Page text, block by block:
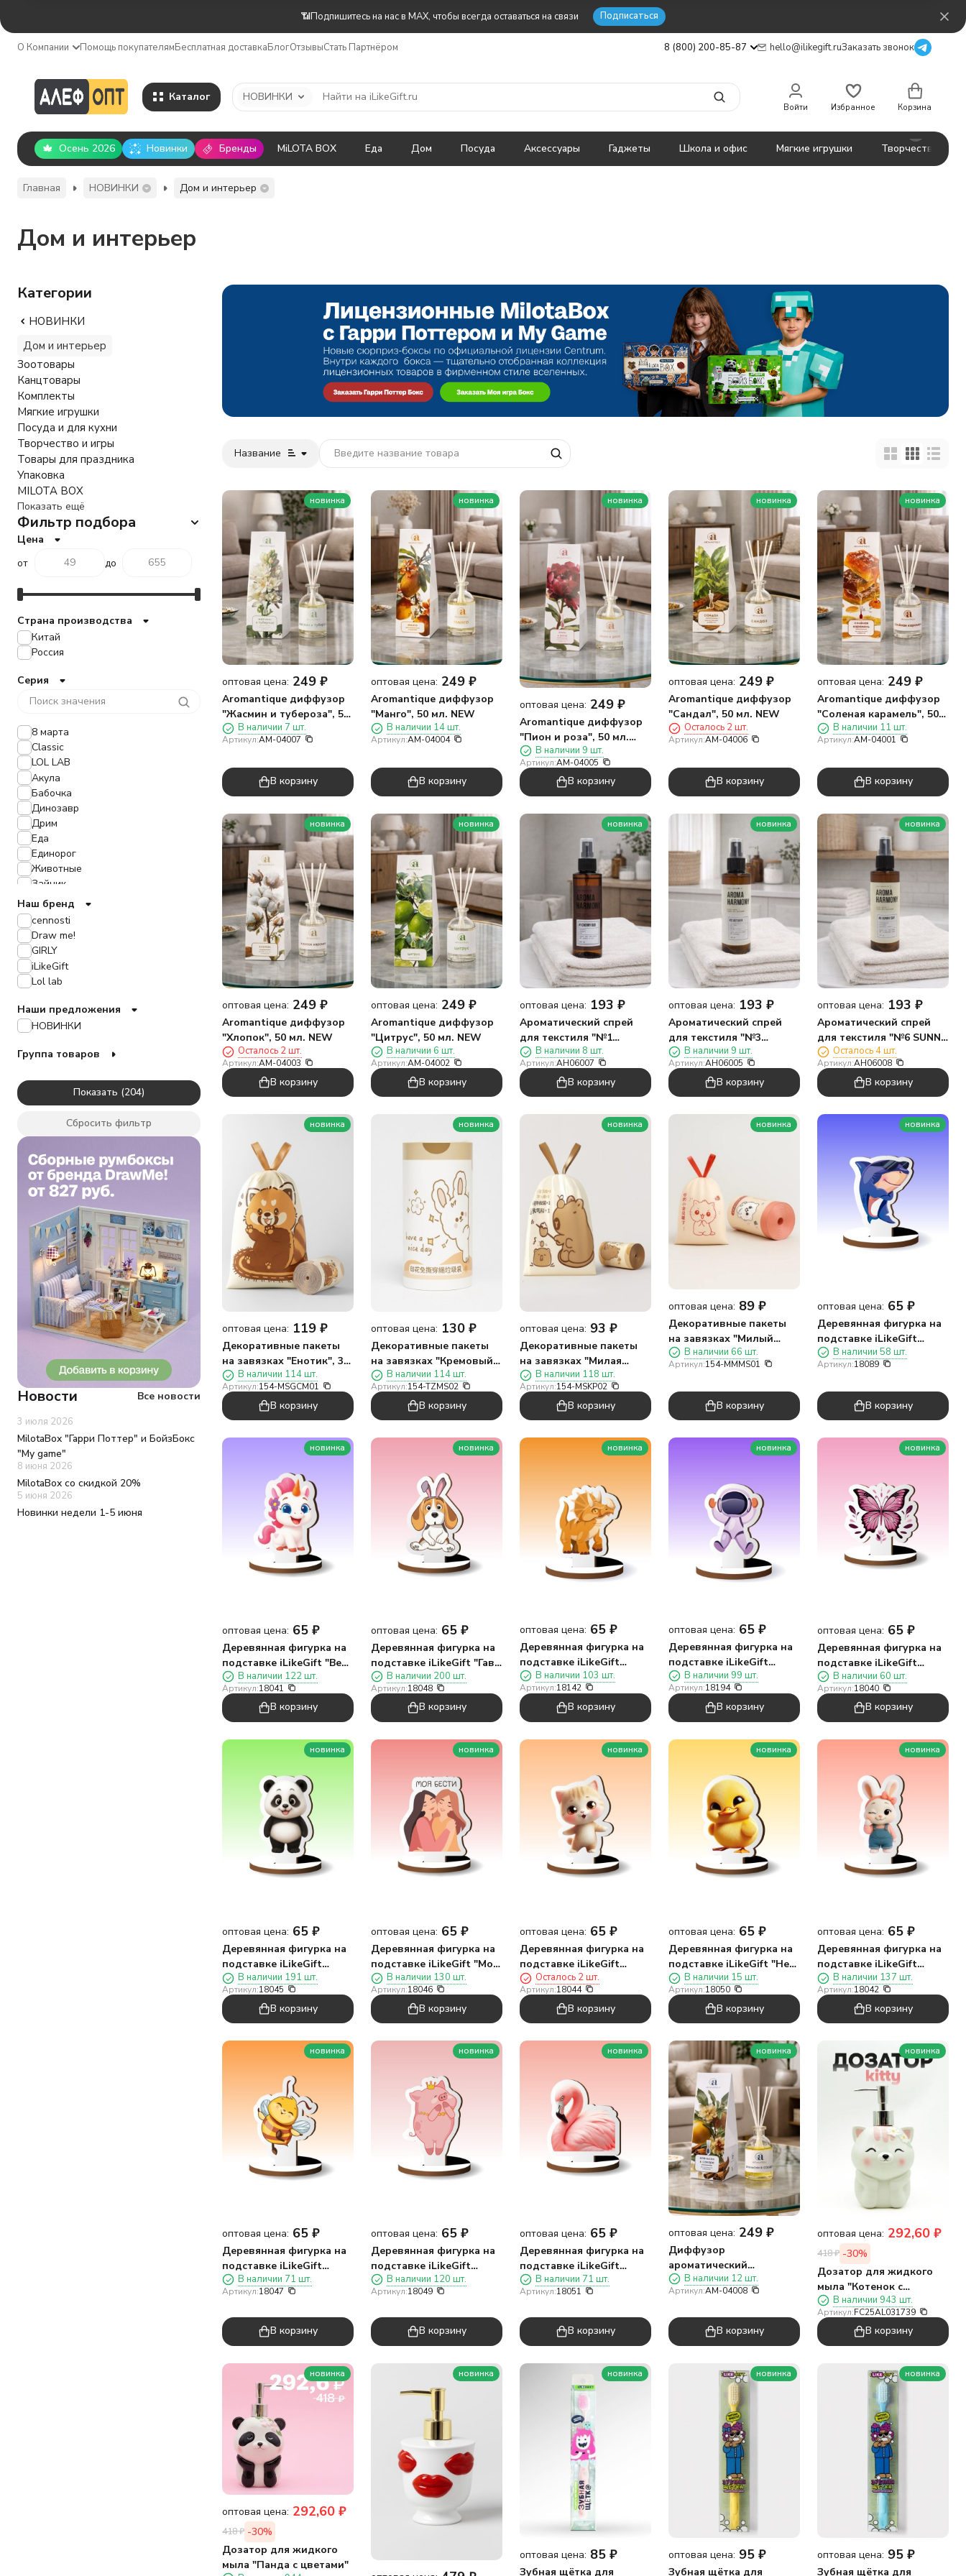
📶Подпишитесь на нас в MAX, чтобы всегда оставаться на связи Подписаться
О Компании Помощь покупателямБесплатная доставкаБлогОтзывыСтать Партнёром 8 (800) 200-85-87 hello@ilikegift.ruЗаказать звонок
Каталог НОВИНКИ
Войти Избранное Корзина
Осень 2026 Новинки Бренды MiLOTA BOX Еда Дом Посуда Аксессуары Гаджеты Школа и офис Мягкие игрушки Творчество
Главная НОВИНКИ Дом и интерьер
Дом и интерьер
Название
новинка
оптовая цена: 249 ₽
Aromantique диффузор
"Жасмин и тубероза", 50
мл. NEW
В наличии 7 шт.
Артикул:AM-04007
В корзину
новинка
оптовая цена: 249 ₽
Aromantique диффузор
"Манго", 50 мл. NEW
В наличии 14 шт.
Артикул:AM-04004
В корзину
новинка
оптовая цена: 249 ₽
Aromantique диффузор
"Пион и роза", 50 мл.
NEWВ наличии 9 шт.
Артикул:AM-04005
В корзину
новинка
оптовая цена: 249 ₽
Aromantique диффузор
"Сандал", 50 мл. NEW
Осталось 2 шт.
Артикул:AM-04006
В корзину
новинка
оптовая цена: 249 ₽
Aromantique диффузор
"Соленая карамель", 50
мл NEW
В наличии 11 шт.
Артикул:AM-04001
В корзину
новинка
оптовая цена: 249 ₽
Aromantique диффузор
"Хлопок", 50 мл. NEW
Осталось 2 шт.
Артикул:AM-04003
В корзину
новинка
оптовая цена: 249 ₽
Aromantique диффузор
"Цитрус", 50 мл. NEW
В наличии 6 шт.
Артикул:AM-04002
В корзину
новинка
оптовая цена: 193 ₽
Ароматический спрей
для текстиля "№1
CHERRY OUD/№1 Вишня
и Уд", 150 мл
В наличии 8 шт.
Артикул:AH06007
В корзину
новинка
оптовая цена: 193 ₽
Ароматический спрей
для текстиля "№3
VETIVER/№3 Ветивер",
150 мл
В наличии 9 шт.
Артикул:AH06005
В корзину
новинка
оптовая цена: 193 ₽
Ароматический спрей
для текстиля "№6 SUNNY
DAY/№6 Солнечный
день", 150 мл
Осталось 4 шт.
Артикул:AH06008
В корзину
новинка
оптовая цена: 119 ₽
Декоративные пакеты
на завязках "Енотик", 30
шт/рулон (45*40 см)
В наличии 114 шт.
Артикул:154-MSGCM01
В корзину
новинка
оптовая цена: 130 ₽
Декоративные пакеты
на завязках "Кремовый
зайчик", 30 шт/рулон
(45*50 см)
В наличии 114 шт.
Артикул:154-TZMS02
В корзину
новинка
оптовая цена: 93 ₽
Декоративные пакеты
на завязках "Милая
капибара", 30 шт/рулон
(45*40 см)
В наличии 118 шт.
Артикул:154-MSKP02
В корзину
новинка
оптовая цена: 89 ₽
Декоративные пакеты
на завязках "Милый
котик", 20 шт/рулон
(45*50см)
В наличии 66 шт.
Артикул:154-MMMS01
В корзину
новинка
оптовая цена: 65 ₽
Деревянная фигурка на
подставке iLikeGift
"Акула"
В наличии 58 шт.
Артикул:18089
В корзину
новинка
оптовая цена: 65 ₽
Деревянная фигурка на
подставке iLikeGift "Верь
в чудеса!"
В наличии 122 шт.
Артикул:18041
В корзину
новинка
оптовая цена: 65 ₽
Деревянная фигурка на
подставке iLikeGift "Гав-
гав"В наличии 200 шт.
Артикул:18048
В корзину
новинка
оптовая цена: 65 ₽
Деревянная фигурка на
подставке iLikeGift
"Динозавр"
В наличии 103 шт.
Артикул:18142
В корзину
новинка
оптовая цена: 65 ₽
Деревянная фигурка на
подставке iLikeGift
"Космонавт"
В наличии 99 шт.
Артикул:18194
В корзину
новинка
оптовая цена: 65 ₽
Деревянная фигурка на
подставке iLikeGift
"Лови момент"
В наличии 60 шт.
Артикул:18040
В корзину
новинка
оптовая цена: 65 ₽
Деревянная фигурка на
подставке iLikeGift
"Люблю поспать"
В наличии 191 шт.
Артикул:18045
В корзину
новинка
оптовая цена: 65 ₽
Деревянная фигурка на
подставке iLikeGift "Моя
бести"В наличии 130 шт.
Артикул:18046
В корзину
новинка
оптовая цена: 65 ₽
Деревянная фигурка на
подставке iLikeGift
"Мур-мур"
Осталось 2 шт.
Артикул:18044
В корзину
новинка
оптовая цена: 65 ₽
Деревянная фигурка на
подставке iLikeGift "Не
крякай!"
В наличии 15 шт.
Артикул:18050
В корзину
новинка
оптовая цена: 65 ₽
Деревянная фигурка на
подставке iLikeGift
"Просто лапочка"
В наличии 137 шт.
Артикул:18042
В корзину
новинка
оптовая цена: 65 ₽
Деревянная фигурка на
подставке iLikeGift
"Пчёлка"
В наличии 71 шт.
Артикул:18047
В корзину
новинка
оптовая цена: 65 ₽
Деревянная фигурка на
подставке iLikeGift
"Свинка"
В наличии 120 шт.
Артикул:18049
В корзину
новинка
оптовая цена: 65 ₽
Деревянная фигурка на
подставке iLikeGift
"Фламинго"
В наличии 71 шт.
Артикул:18051
В корзину
новинка
оптовая цена: 249 ₽
Диффузор
ароматический
"Апельсин в сахаре"
50мл NEW
В наличии 12 шт.
Артикул:AM-04008
В корзину
новинка
оптовая цена: 292,60 ₽
418₽ -30%
Дозатор для жидкого
мыла "Котенок с
цветами"
В наличии 943 шт.
Артикул:FC25AL031739
В корзину
новинка
оптовая цена: 292,60 ₽
418₽ -30%
Дозатор для жидкого
мыла "Панда с цветами"
новинка новинка
оптовая цена: 85 ₽
Зубная щётка для
новинка
оптовая цена: 95 ₽
Зубная щётка для
новинка
оптовая цена: 95 ₽
Зубная щётка для
Категории
НОВИНКИ
Дом и интерьер
Зоотовары
Канцтовары
Комплекты
Мягкие игрушки
Посуда и для кухни
Творчество и игры
Товары для праздника
Упаковка
MILOTA BOX
Показать ещё
Фильтр подбора
Цена
от
до
Страна производства
Китай
Россия
Серия
8 марта
Classic
LOL LAB
Акула
Бабочка
Динозавр
Дрим
Еда
Единорог
Животные
Зайчик
Искусство
Капибара
Космос
Кот
Лапка
Ленивец
Лягушка
Милота
Море
Панда
Поросёнок
Сладости
Утка
Фламинго
Фрукты
подруга
птицы
Наш бренд
cennosti
Draw me!
GIRLY
iLikeGift
Lol lab
Наши предложения
НОВИНКИ
Группа товаров
Показать
Сбросить фильтр
Новости Все новости
3 июля 2026
MilotaBox "Гарри Поттер" и БойзБокс
"My game"
8 июня 2026
MilotaBox со скидкой 20%
5 июня 2026
Новинки недели 1-5 июня